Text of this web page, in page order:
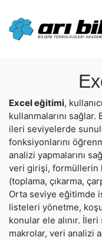
content
Excel eğitimi,
kullanmalarını
ileri seviyelerde
fonksiyonlarını
analizi yapmalarını
veri girişi, formüllerin
(toplama, çıkarma,
Orta seviye eğitimde
listeleri yönetme,
konular ele alınır.
makrolar, veri analizi